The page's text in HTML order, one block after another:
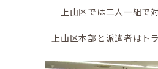
上山区では二人一組で
上山区本部と派遣者はト